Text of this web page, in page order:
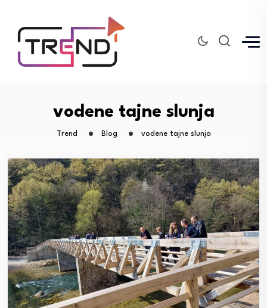
vodene tajne slunja
Trend Blog vodene tajne slunja